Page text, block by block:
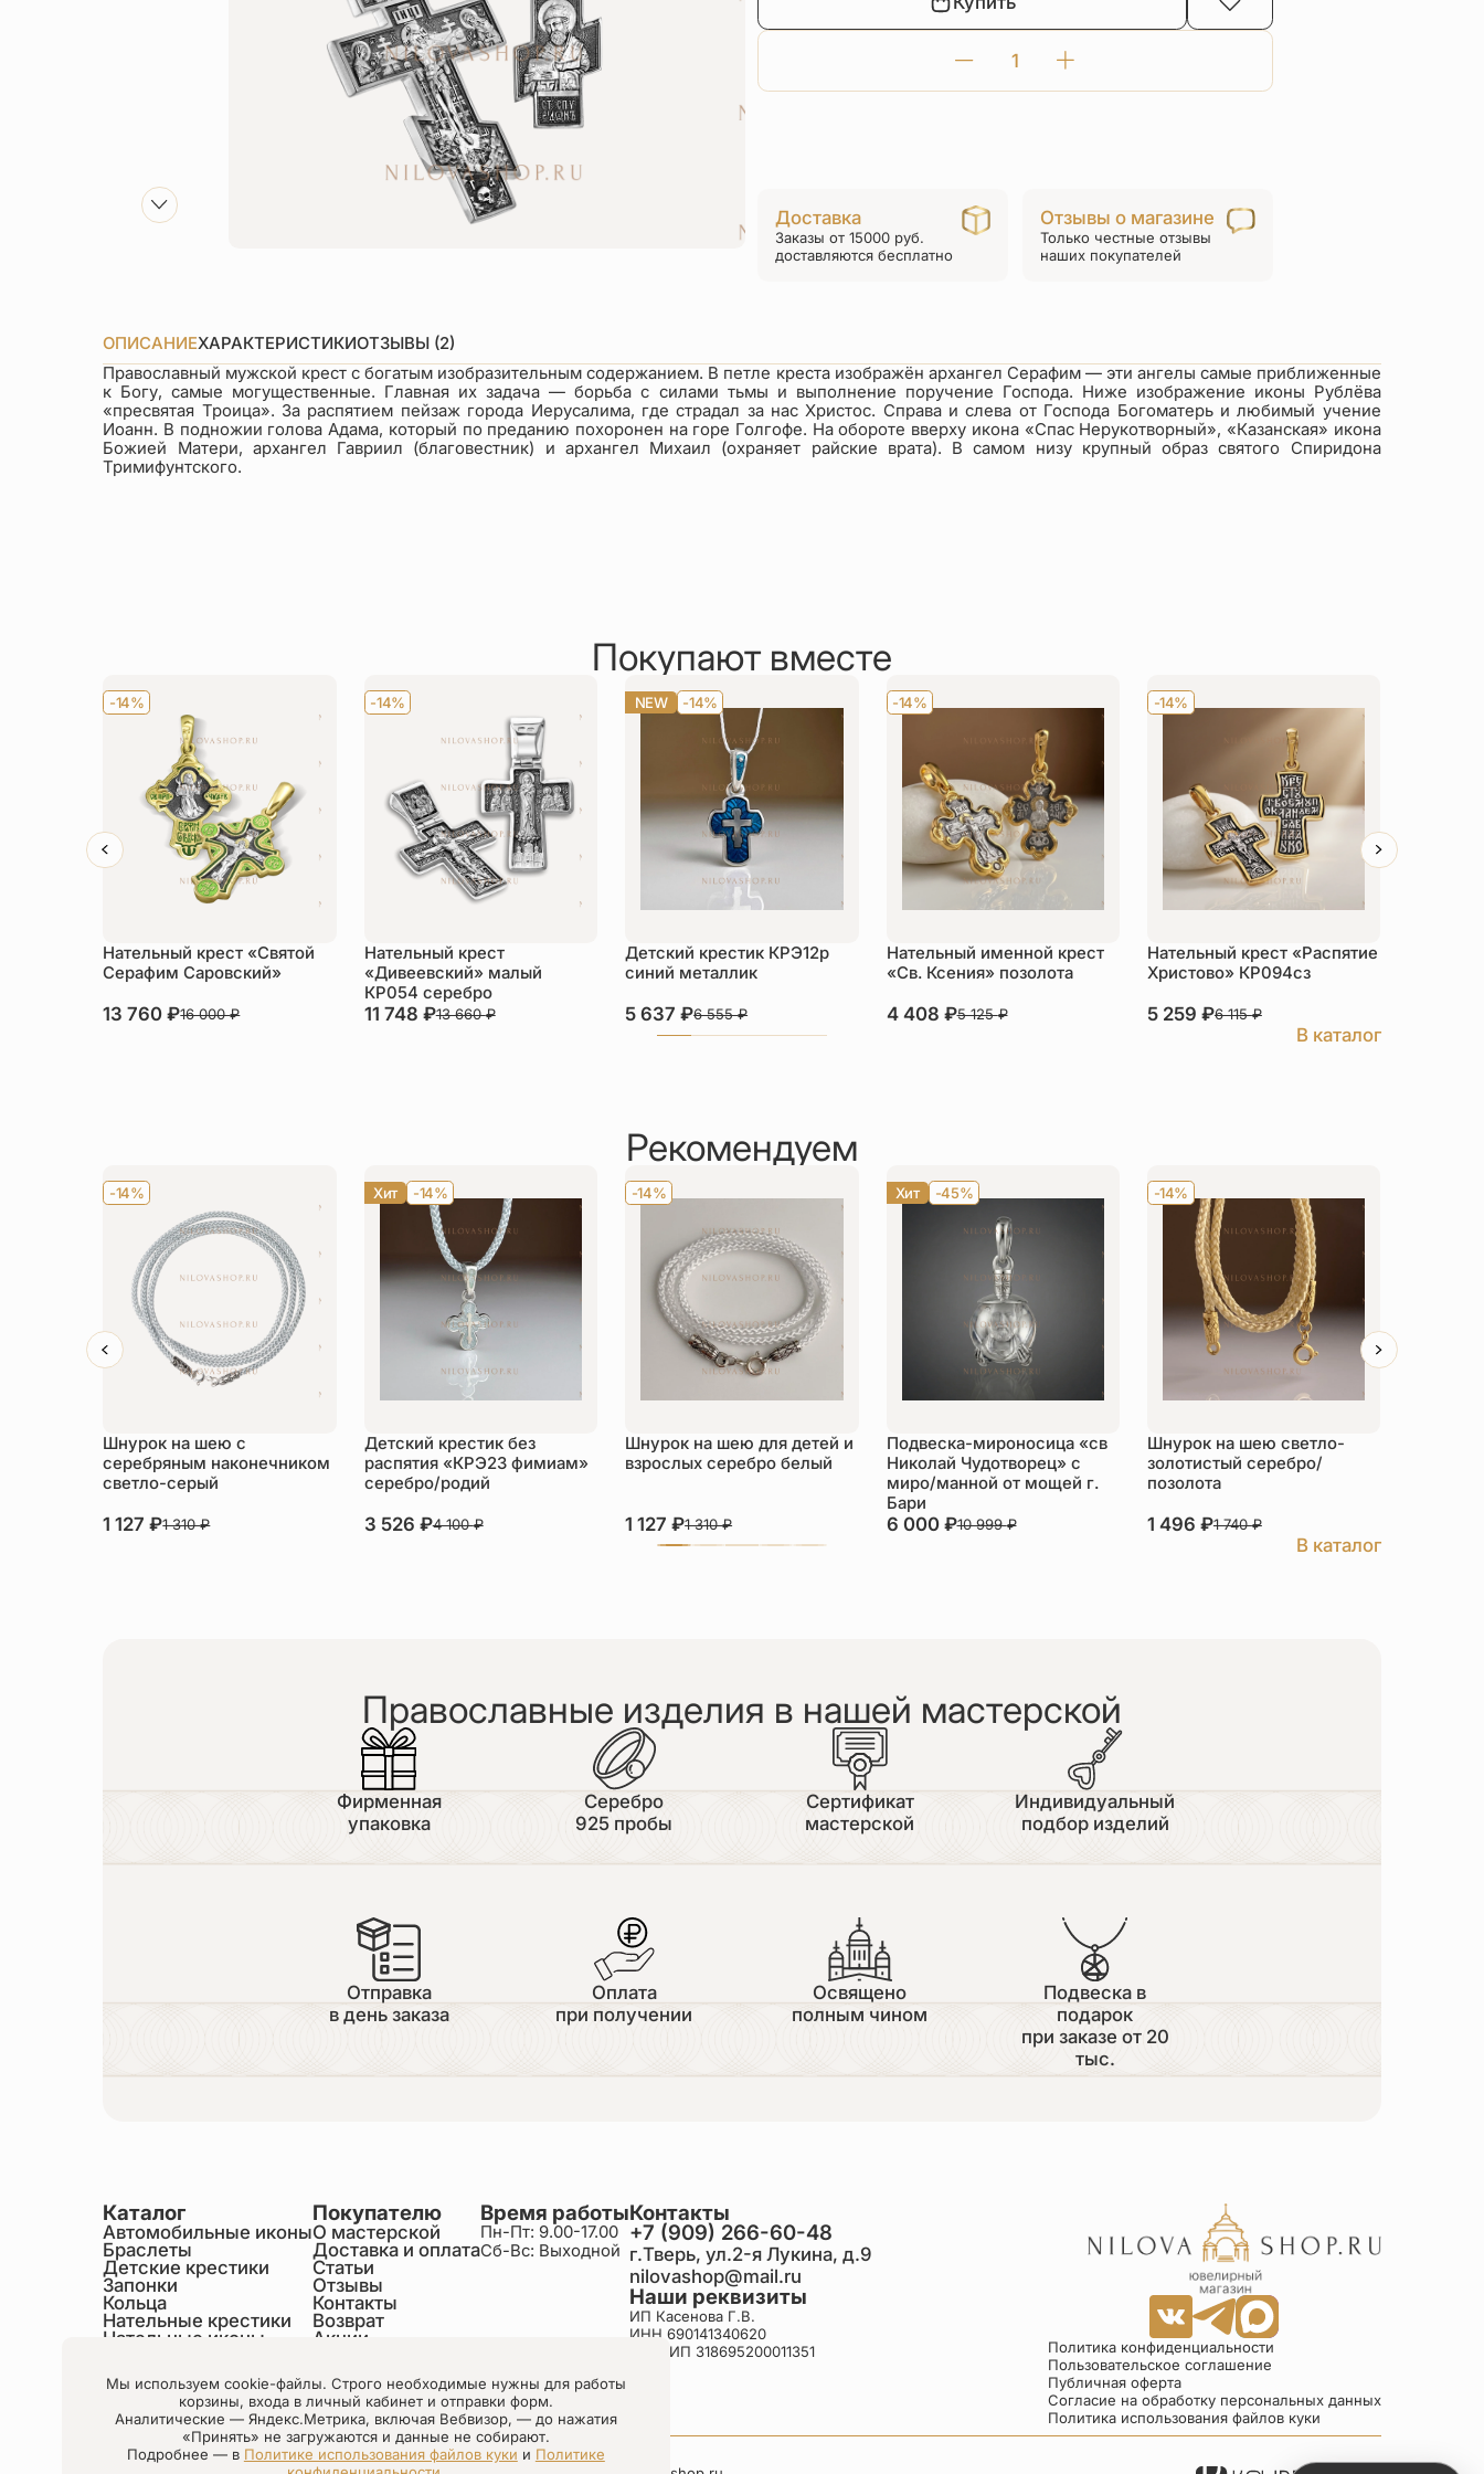
Количество
товара
Спиридоном
Казанской
Доставка
Заказы от 15000 руб.
доставляются бесплатно
Отзывы о магазине
Только честные отзывы
наших покупателей
ОПИСАНИЕХАРАКТЕРИСТИКИОТЗЫВЫ (2)
Православный мужской крест с богатым изобразительным содержанием. В петле креста изображён архангел Серафим — эти ангелы самые приближенные
к Богу, самые могущественные. Главная их задача — борьба с силами тьмы и выполнение поручение Господа. Ниже изображение иконы Рублёва
«пресвятая Троица». За распятием пейзаж города Иерусалима, где страдал за нас Христос. Справа и слева от Господа Богоматерь и любимый учение
Иоанн. В подножии голова Адама, который по преданию похоронен на горе Голгофе. На обороте вверху икона «Спас Нерукотворный», «Казанская» икона
Божией Матери, архангел Гавриил (благовестник) и архангел Михаил (охраняет райские врата). В самом низу крупный образ святого Спиридона
Тримифунтского.
Покупают вместе
-14%
Нательный крест «Святой
Серафим Саровский»
13 760₽16 000₽
-14%
Нательный крест
«Дивеевский» малый
КР054 серебро
11 748 ₽13 660₽
NEW -14%
Детский крестик КРЭ12р
синий металлик
5 637₽6 555₽
-14%
Нательный именной крест
«Св. Ксения» позолота
4 408 ₽5 125₽
-14%
Нательный крест «Распятие
Христово» КР094сз
5 259 ₽6 115₽
В каталог
Рекомендуем
-14%
Шнурок на шею с
серебряным наконечником
светло-серый
1 127₽1 310₽
Хит -14%
Детский крестик без
распятия «КРЭ23 фимиам»
серебро/родий
3 526 ₽4 100₽
-14%
Шнурок на шею для детей и
взрослых серебро белый
1 127₽1 310₽
Хит -45%
Подвеска-мироносица «св
Николай Чудотворец» с
миро/манной от мощей г.
Бари
6 000 ₽10 999₽
-14%
Шнурок на шею светло-
золотистый серебро/
позолота
1 496 ₽1 740₽
В каталог
Православные изделия в нашей мастерской
Фирменная
упаковка
Серебро
925 пробы
Сертификат
мастерской
Индивидуальный
подбор изделий
Отправка
в день заказа
Оплата
при получении
Освящено
полным чином
Подвеска в
подарок
при заказе от 20
тыс.
Каталог
Автомобильные иконы
Браслеты
Детские крестики
Запонки
Кольца
Нательные крестики
Нательные иконы
Образки именные
Статуэтки святых
Шнурки на шею
Чётки
Покупателю
О мастерской
Доставка и оплата
Статьи
Отзывы
Контакты
Возврат
Акции
Время работы
Пн-Пт: 9.00-17.00
Сб-Вс: Выходной
Контакты
+7 (909) 266-60-48
г.Тверь, ул.2-я Лукина, д.9
nilovashop@mail.ru
Наши реквизиты
ИП Касенова Г.В.
ИНН 690141340620
ОГРНИП 318695200011351
Политика конфиденциальности
Пользовательское соглашение
Публичная оферта
Согласие на обработку персональных данных
Политика использования файлов куки
Мы используем cookie-файлы. Строго необходимые нужны для работы
корзины, входа в личный кабинет и отправки форм.
Аналитические — Яндекс.Метрика, включая Вебвизор, — до нажатия
«Принять» не загружаются и данные не собирают.
Подробнее — в Политике использования файлов куки и Политике